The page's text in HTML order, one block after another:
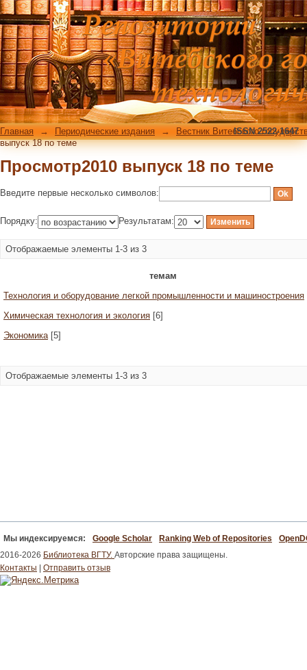
Просмотр2010 выпуск 18 по теме
Главная → Периодические издания →
Вестник Витебского
выпуск 18 по теме
ISSN 2522-1647
Просмотр2010 выпуск 18 по теме
Введите первые несколько символов:
Порядку: Результатам:
Отображаемые элементы 1-3 из 3
темам
Технология и оборудование легкой промышленности и машиностроения
Химическая технология и экология [6]
Экономика[5]
Отображаемые элементы 1-3 из 3
Мы индексируемся: Google Scholar Ranking Web of Repositories
2016-2026 Библиотека ВГТУ. Авторские права защищены.
Контакты
Отправить отзыв